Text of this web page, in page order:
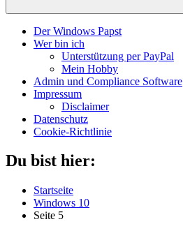
Der Windows Papst
Wer bin ich
Unterstützung per PayPal
Mein Hobby
Admin und Compliance Software
Impressum
Disclaimer
Datenschutz
Cookie-Richtlinie
Du bist hier:
Startseite
Windows 10
Seite 5